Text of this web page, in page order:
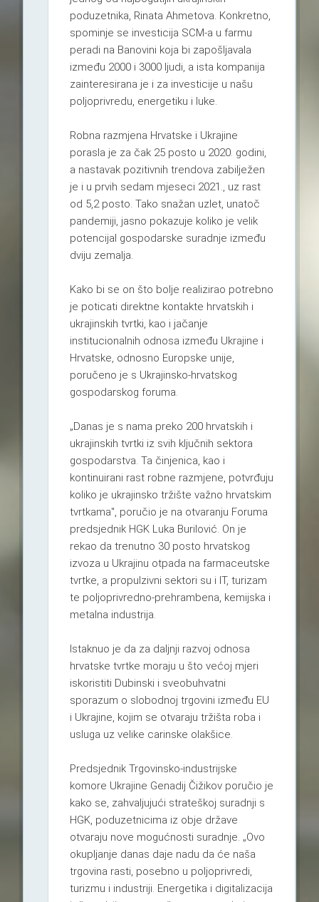
poduzetnika, Rinata Ahmetova. Konkretno,
spominje se investicija SCM-a u farmu
peradi na Banovini koja bi zapošljavala
između 2000 i 3000 ljudi, a ista kompanija
zainteresirana je i za investicije u našu
poljoprivredu, energetiku i luke.
Robna razmjena Hrvatske i Ukrajine
porasla je za čak 25 posto u 2020. godini,
a nastavak pozitivnih trendova zabilježen
je i u prvih sedam mjeseci 2021., uz rast
od 5,2 posto. Tako snažan uzlet, unatoč
pandemiji, jasno pokazuje koliko je velik
potencijal gospodarske suradnje između
dviju zemalja.
Kako bi se on što bolje realizirao potrebno
je poticati direktne kontakte hrvatskih i
ukrajinskih tvrtki, kao i jačanje
institucionalnih odnosa između Ukrajine i
Hrvatske, odnosno Europske unije,
poručeno je s Ukrajinsko-hrvatskog
gospodarskog foruma.
„Danas je s nama preko 200 hrvatskih i
ukrajinskih tvrtki iz svih ključnih sektora
gospodarstva. Ta činjenica, kao i
kontinuirani rast robne razmjene, potvrđuju
koliko je ukrajinsko tržište važno hrvatskim
tvrtkama", poručio je na otvaranju Foruma
predsjednik HGK Luka Burilović. On je
rekao da trenutno 30 posto hrvatskog
izvoza u Ukrajinu otpada na farmaceutske
tvrtke, a propulzivni sektori su i IT, turizam
te poljoprivredno-prehrambena, kemijska i
metalna industrija.
Istaknuo je da za daljnji razvoj odnosa
hrvatske tvrtke moraju u što većoj mjeri
iskoristiti Dubinski i sveobuhvatni
sporazum o slobodnoj trgovini između EU
i Ukrajine, kojim se otvaraju tržišta roba i
usluga uz velike carinske olakšice.
Predsjednik Trgovinsko-industrijske
komore Ukrajine Genadij Čižikov poručio je
kako se, zahvaljujući strateškoj suradnji s
HGK, poduzetnicima iz obje države
otvaraju nove mogućnosti suradnje. „Ovo
okupljanje danas daje nadu da će naša
trgovina rasti, posebno u poljoprivredi,
turizmu i industriji. Energetika i digitalizacija